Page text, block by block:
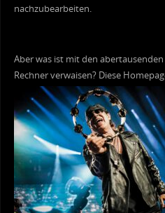
nachzubearbeiten.
Aber was ist mit den
Rechner verwaisen? Diese